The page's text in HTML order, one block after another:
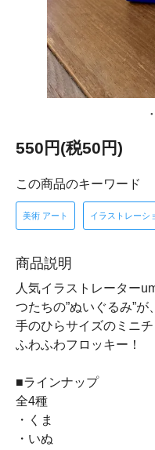
550円(税50円)
この商品のキーワード
美術 アート イラストレーシ
商品説明
人気イラストレーター
つたちの”ぬいぐるみ”が、
手のひらサイズのミニ
ふわふわフロッキー！
■ラインナップ
全4種
・くま
・いぬ